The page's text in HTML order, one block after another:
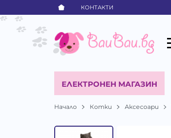
КОНТАКТИ
ЕЛЕКТРОНЕН МАГАЗИН
Начало Котки Аксесоари